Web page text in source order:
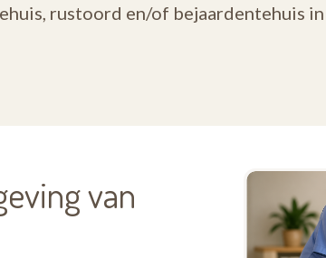
rustoord en/of bejaardentehuis
van